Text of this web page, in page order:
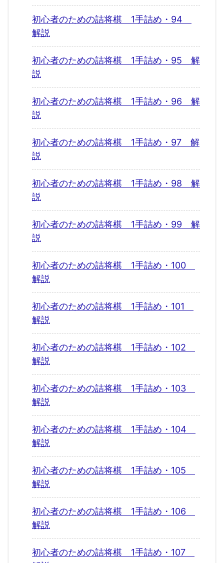
初心者のための詰将棋 1手詰め・94
解説
初心者のための詰将棋 1手詰め・95 解
説
初心者のための詰将棋 1手詰め・96 解
説
初心者のための詰将棋 1手詰め・97 解
説
初心者のための詰将棋 1手詰め・98 解
説
初心者のための詰将棋 1手詰め・99 解
説
初心者のための詰将棋 1手詰め・100
解説
初心者のための詰将棋 1手詰め・101
解説
初心者のための詰将棋 1手詰め・102
解説
初心者のための詰将棋 1手詰め・103
解説
初心者のための詰将棋 1手詰め・104
解説
初心者のための詰将棋 1手詰め・105
解説
初心者のための詰将棋 1手詰め・106
解説
初心者のための詰将棋 1手詰め・107